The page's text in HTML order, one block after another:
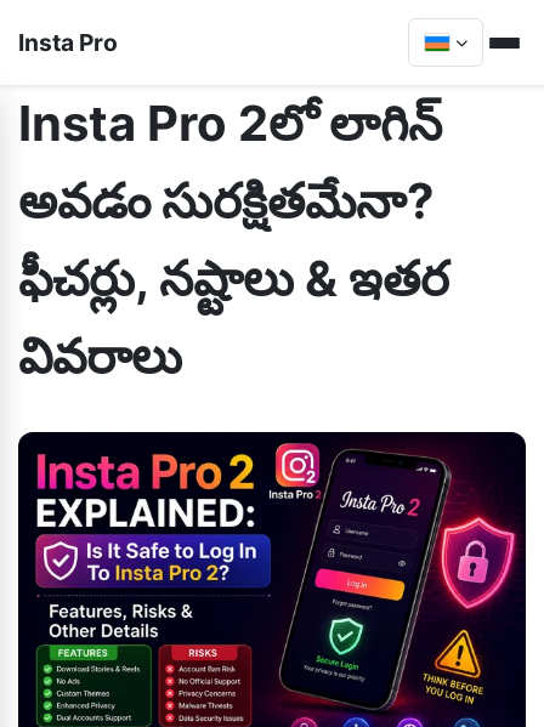
Insta Pro
Insta Pro 2లో లాగిన్
అవడం సురక్షితమేనా?
ఫీచర్లు, నష్టాలు & ఇతర
వివరాలు